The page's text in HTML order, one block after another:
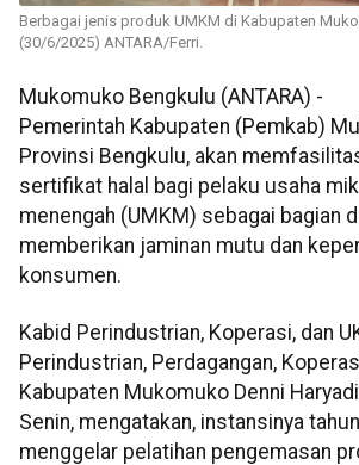
Berbagai jenis produk UMKM di Kabupaten
(30/6/2025) ANTARA/Ferri.
Mukomuko Bengkulu (ANTARA) -
Pemerintah Kabupaten (Pemkab)
Provinsi Bengkulu, akan
sertifikat halal bagi pelaku usaha
menengah (UMKM) sebagai bagian
memberikan jaminan mutu dan
konsumen.
Kabid Perindustrian, Koperasi, dan
Perindustrian, Perdagangan,
Kabupaten Mukomuko Denni
Senin, mengatakan, instansinya
menggelar pelatihan pengemasan